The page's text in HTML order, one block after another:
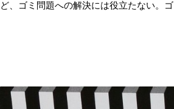
、ゴミ問題への解決には役立たない。